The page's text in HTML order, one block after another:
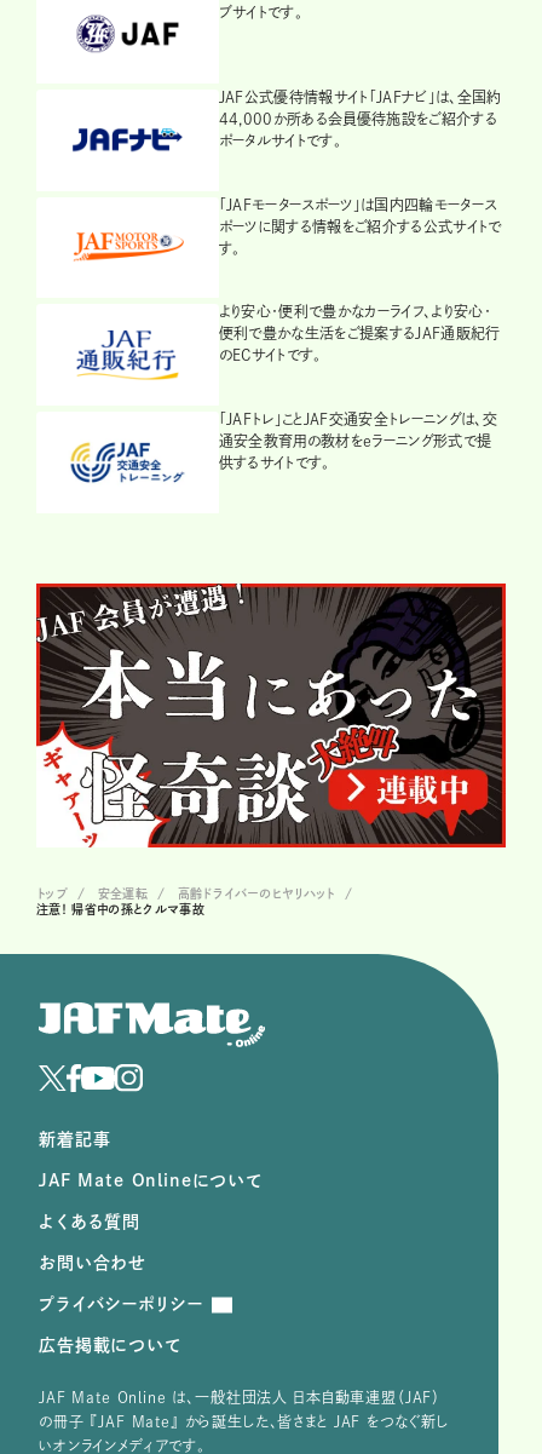
ブサイトです。
JAF公式優待情報サイト「JAFナビ」は、全国約
44,000か所ある会員優待施設をご紹介する
ポータルサイトです。
「JAFモータースポーツ」は国内四輪モータース
ポーツに関する情報をご紹介する公式サイトで
す。
より安心・便利で豊かなカーライフ、より安心・
便利で豊かな生活をご提案するJAF通販紀行
のECサイトです。
「JAFトレ」ことJAF交通安全トレーニングは、交
通安全教育用の教材をeラーニング形式で提
供するサイトです。
トップ 安全運転
高齢ドライバーのヒヤリハット
注意！ 帰省中の孫とクルマ事故
新着記事
JAF Mate Onlineについて
よくある質問
お問い合わせ
プライバシーポリシー
広告掲載について
JAF Mate Online は、⼀般社団法⼈ ⽇本⾃動⾞連盟（JAF）
の冊子 『JAF Mate』 から誕⽣した、皆さまと JAF をつなぐ新し
いオンラインメディアです。